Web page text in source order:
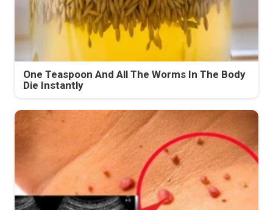
One Teaspoon And All The Worms In The Body
Die Instantly